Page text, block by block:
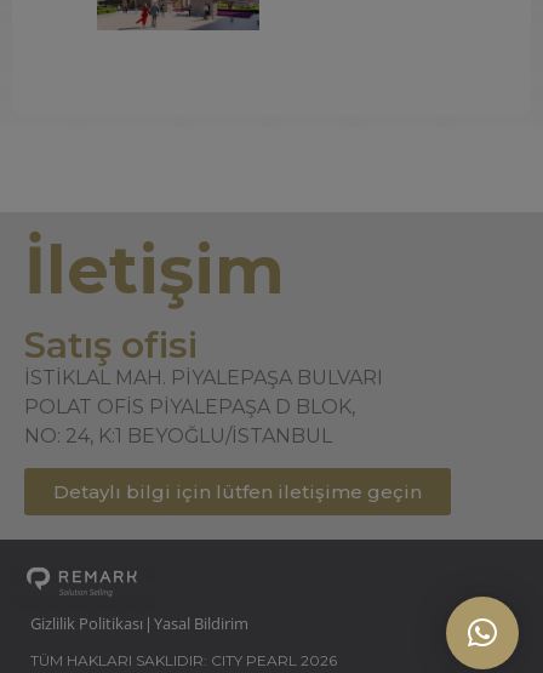
İletişim
Satış ofisi
İSTİKLAL MAH. PİYALEPAŞA BULVARI
POLAT OFİS PİYALEPAŞA D BLOK,
NO: 24, K:1 BEYOĞLU/İSTANBUL
Detaylı bilgi için lütfen iletişime geçin
Gizlilik Politikası | Yasal Bildirim
TÜM HAKLARI SAKLIDIR: CITY PEARL 2026